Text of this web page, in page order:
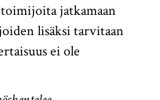
jatkamaan
lisäksi tarvitaan
ei ole